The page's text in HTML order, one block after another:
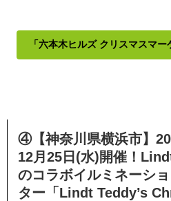
「六本木ヒルズ クリスマスマ
④【神奈川県横浜市】
12月25日(水)開催！
のコラボイルミネーシ
ター「Lindt Teddy’s